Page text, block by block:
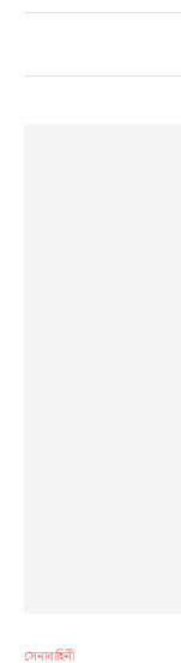
সেনাবাহিনী